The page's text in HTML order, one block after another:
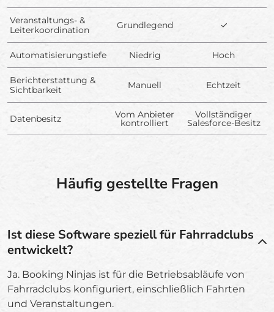
Veranstaltungs- &
Leiterkoordination
Grundlegend ✓
Automatisierungstiefe Niedrig Hoch
Berichterstattung &
Sichtbarkeit
Manuell Echtzeit
Datenbesitz Vom Anbieter
kontrolliert
Vollständiger
Salesforce-Besitz
Häufig gestellte Fragen
Ist diese Software speziell für Fahrradclubs
entwickelt?
Ja. Booking Ninjas ist für die Betriebsabläufe von
Fahrradclubs konfiguriert, einschließlich Fahrten
und Veranstaltungen.